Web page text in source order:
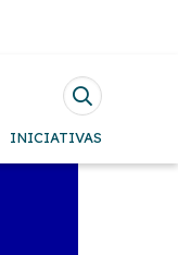
INICIATIVAS